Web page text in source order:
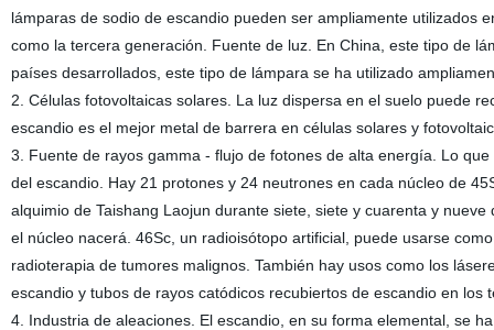
lámparas de sodio de escandio pueden ser ampliamente utilizados
como la tercera generación. Fuente de luz. En China, este tipo de
países desarrollados, este tipo de lámpara se ha utilizado
2. Células fotovoltaicas solares. La luz dispersa en el suelo puede
escandio es el mejor metal de barrera en células solares y
3. Fuente de rayos gamma - flujo de fotones de alta energía. Lo
del escandio. Hay 21 protones y 24 neutrones en cada núcleo de
alquimio de Taishang Laojun durante siete, siete y cuarenta y
el núcleo nacerá. 46Sc, un radioisótopo artificial, puede usarse
radioterapia de tumores malignos. También hay usos como los
escandio y tubos de rayos catódicos recubiertos de escandio en los
4. Industria de aleaciones. El escandio, en su forma elemental, se